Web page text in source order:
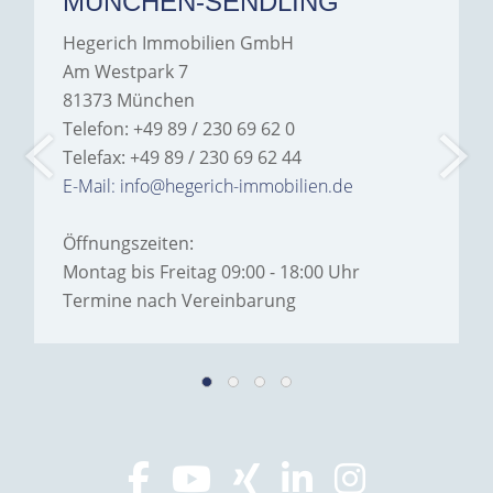
Hegerich Immobilien GmbH
Am Westpark 7
81373 München
Telefon: +49 89 / 230 69 62 0
Telefax: +49 89 / 230 69 62 44
E-Mail: info@hegerich-immobilien.de
Öffnungszeiten:
Montag bis Freitag 09:00 - 18:00 Uhr
Termine nach Vereinbarung